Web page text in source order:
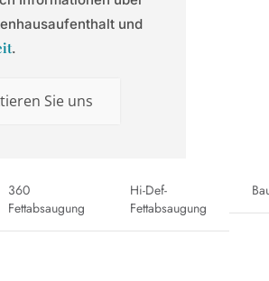
und
.
Sie uns
360
Fettabsaugung
Hi-Def-
Fettabsaugung